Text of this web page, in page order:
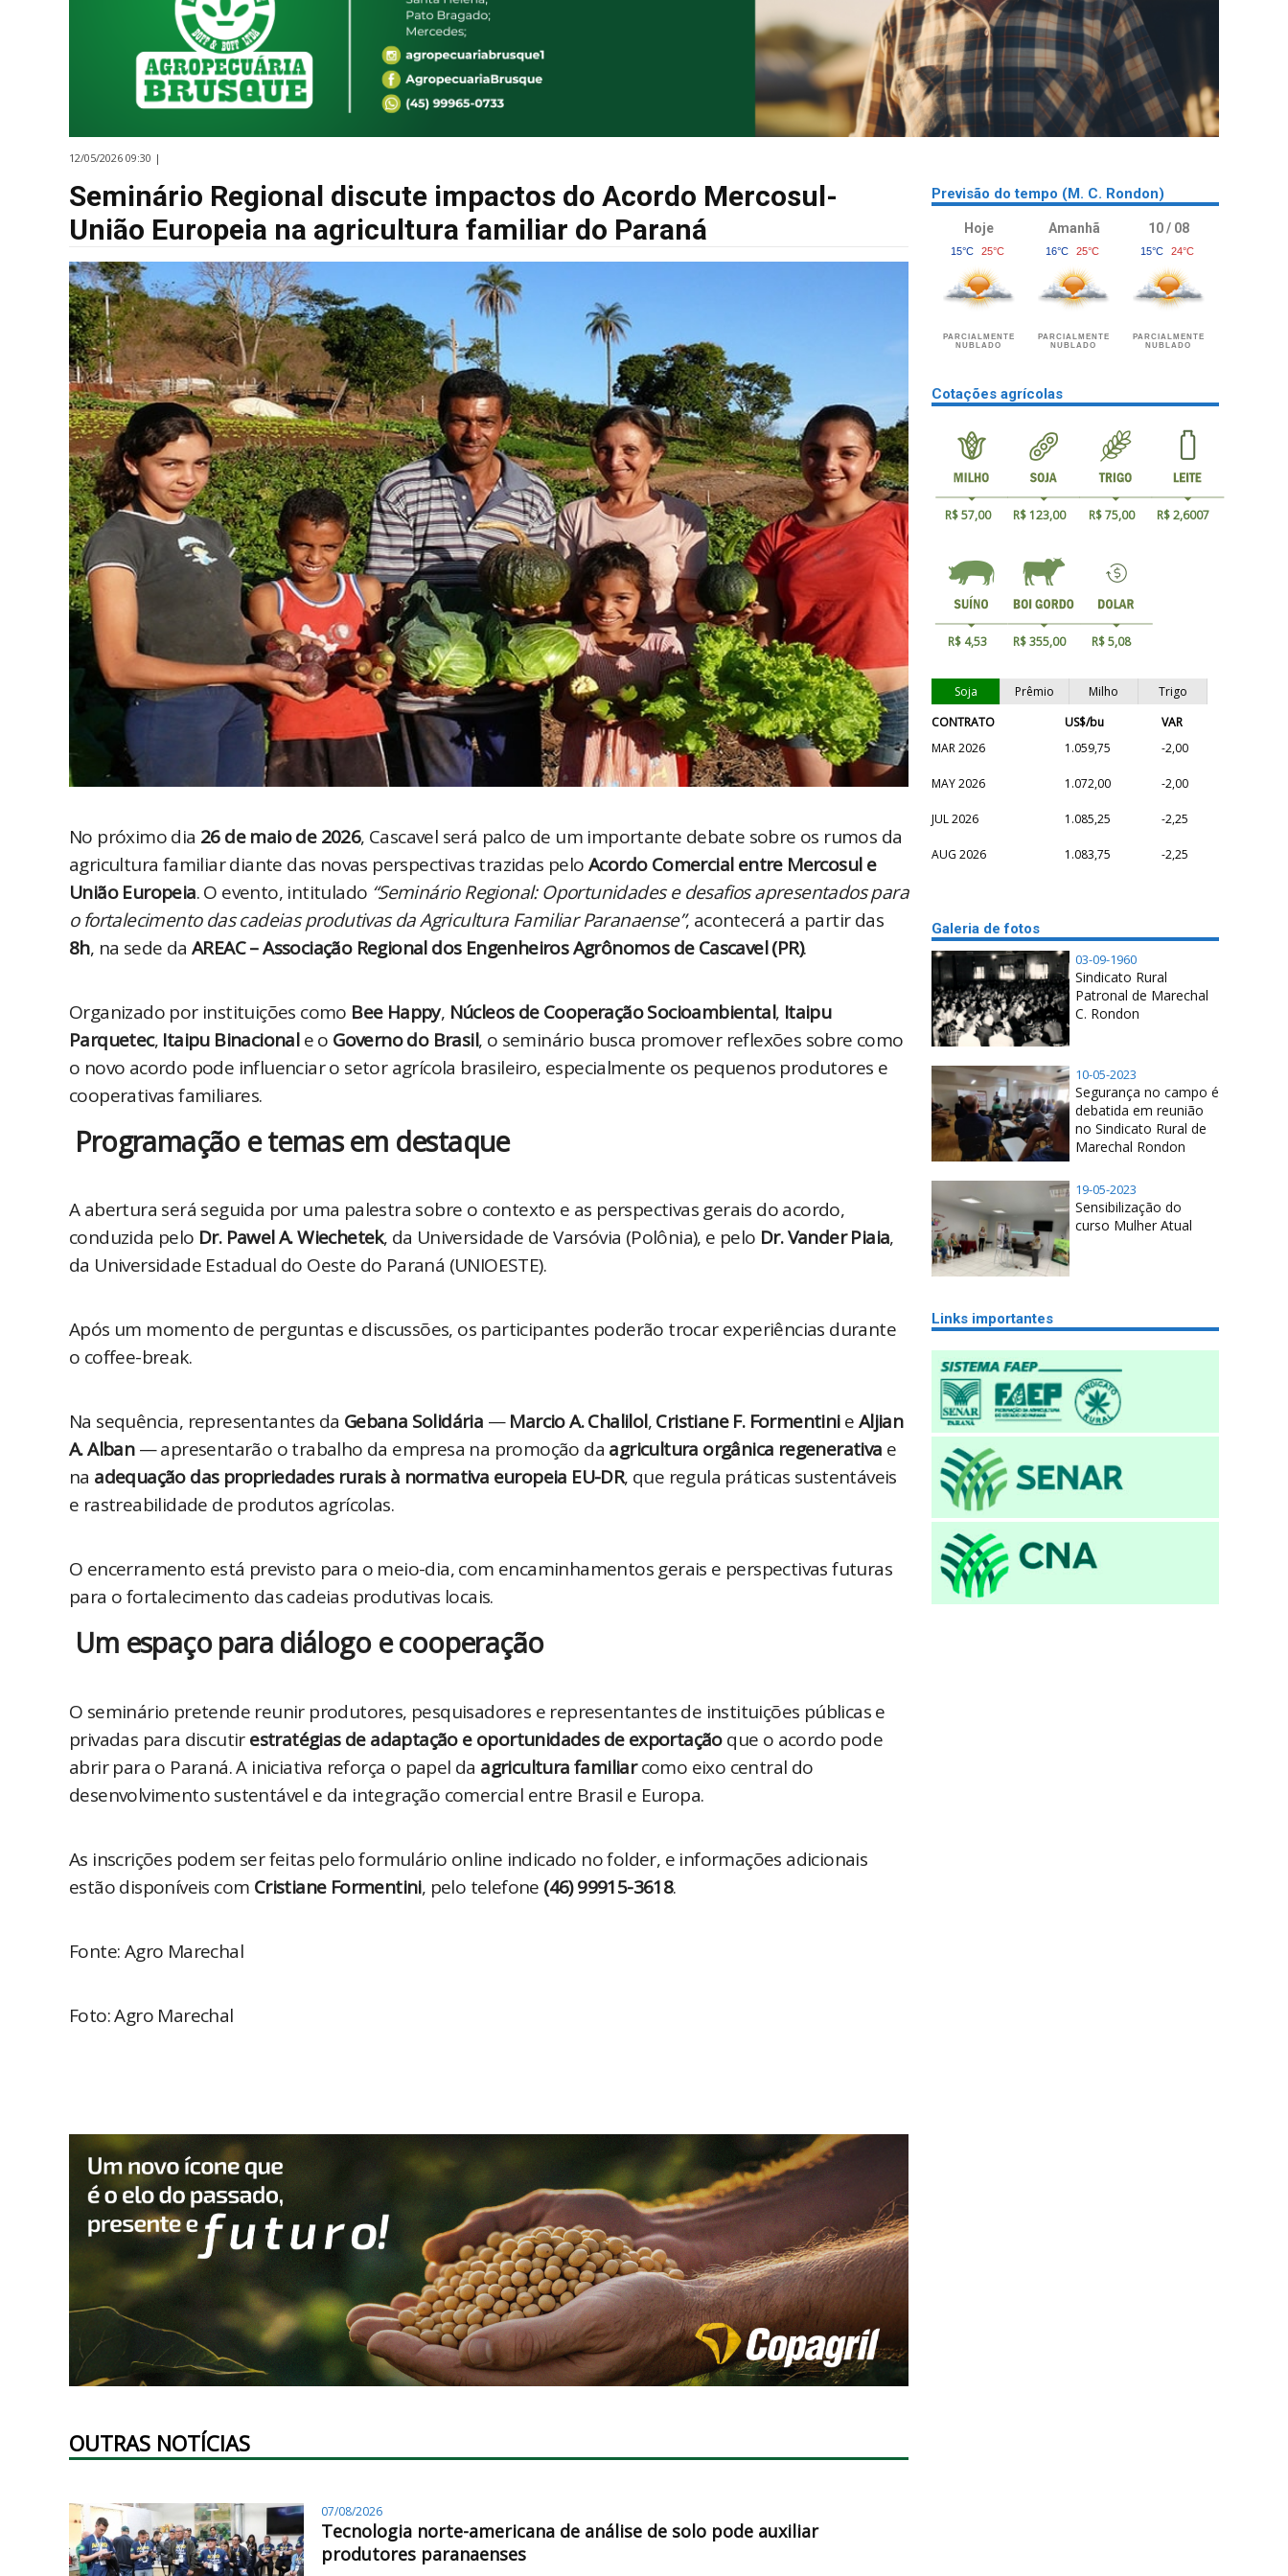
12/05/2026 09:30 |
Seminário Regional discute impactos do Acordo Mercosul-
União Europeia na agricultura familiar do Paraná
No próximo dia 26 de maio de 2026, Cascavel será palco de um importante debate sobre os rumos da
agricultura familiar diante das novas perspectivas trazidas pelo Acordo Comercial entre Mercosul e
União Europeia. O evento, intitulado “Seminário Regional: Oportunidades e desafios apresentados para
o fortalecimento das cadeias produtivas da Agricultura Familiar Paranaense”
8h, na sede da AREAC – Associação Regional dos Engenheiros Agrônomos de Cascavel (PR).
Organizado por instituições como Bee Happy, Núcleos de Cooperação Socioambiental, Itaipu
Parquetec, Itaipu Binacional e o Governo do Brasil, o seminário busca promover reflexões sobre como
o novo acordo pode influenciar o setor agrícola brasileiro, especialmente os pequenos produtores e
cooperativas familiares.
Programação e temas em destaque
A abertura será seguida por uma palestra sobre o contexto e as perspectivas gerais do acordo,
conduzida pelo Dr. Pawel A. Wiechetek, da Universidade de Varsóvia (Polônia), e pelo Dr. Vander Piaia,
da Universidade Estadual do Oeste do Paraná (UNIOESTE).
Após um momento de perguntas e discussões, os participantes poderão trocar experiências durante
o coffee-break.
Na sequência, representantes da Gebana Solidária — Marcio A. Chalilol, Cristiane F. Formentini e Aljian
A. Alban — apresentarão o trabalho da empresa na promoção da agricultura orgânica regenerativa e
na adequação das propriedades rurais à normativa europeia EU-DR, que regula práticas sustentáveis
e rastreabilidade de produtos agrícolas.
O encerramento está previsto para o meio-dia, com encaminhamentos gerais e perspectivas futuras
para o fortalecimento das cadeias produtivas locais.
Um espaço para diálogo e cooperação
O seminário pretende reunir produtores, pesquisadores e representantes de instituições públicas e
privadas para discutir estratégias de adaptação e oportunidades de exportação que o acordo pode
abrir para o Paraná. A iniciativa reforça o papel da agricultura familiar como eixo central do
desenvolvimento sustentável e da integração comercial entre Brasil e Europa.
As inscrições podem ser feitas pelo formulário online indicado no folder, e informações adicionais
estão disponíveis com Cristiane Formentini, pelo telefone (46) 99915-3618.
Fonte: Agro Marechal
Foto: Agro Marechal
OUTRAS NOTÍCIAS
07/08/2026
Tecnologia norte-americana de análise de solo pode auxiliar
produtores paranaenses
Previsão do tempo (M. C. Rondon)
Hoje
15°C 25°C
PARCIALMENTE
NUBLADO
Amanhã
16°C 25°C
PARCIALMENTE
NUBLADO
10 / 08
15°C 24°C
PARCIALMENTE
NUBLADO
Cotações agrícolas
R$ 57,00 R$ 123,00 R$ 75,00 R$ 2,6007
R$ 4,53 R$ 355,00 R$ 5,08
Soja Prêmio Milho
Trigo
CONTRATO
US$/bu
VAR
MAR 2026
1.059,75 -2,00
MAY 2026 1.072,00 -2,00
JUL 2026 1.085,25 -2,25
AUG 2026 1.083,75 -2,25
Galeria de fotos
03-09-1960
Sindicato Rural
Patronal de Marechal
C. Rondon
10-05-2023
Segurança no campo é
debatida em reunião
no Sindicato Rural de
Marechal Rondon
19-05-2023
Sensibilização do
curso Mulher Atual
Links importantes